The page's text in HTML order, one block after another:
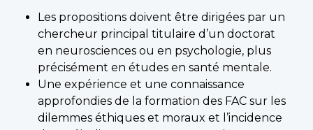
Les propositions doivent être dirigées par un
chercheur principal titulaire d’un doctorat
en neurosciences ou en psychologie, plus
précisément en études en santé mentale.
Une expérience et une connaissance
approfondies de la formation des FAC sur les
dilemmes éthiques et moraux et l’incidence